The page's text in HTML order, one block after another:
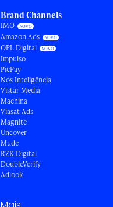
Brand Channels
IMO
Amazon Ads
OPL Digital
Impulso
PicPay
Nós Inteligência
Vistar Media
Machina
Viasat Ads
Magnite
Uncover
Mude
RZK Digital
DoubleVerify
Adlook